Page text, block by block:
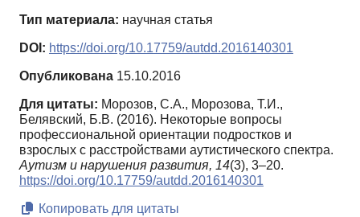
Тип материала: научная статья
DOI: https://doi.org/10.17759/autdd.2016140301
Опубликована 15.10.2016
Для цитаты: Морозов, С.А., Морозова, Т.И.,
Белявский, Б.В. (2016). Некоторые вопросы
профессиональной ориентации подростков и
взрослых с расстройствами аутистического спектра.
Аутизм и нарушения развития, 14(3), 3–20.
https://doi.org/10.17759/autdd.2016140301
Копировать для цитаты